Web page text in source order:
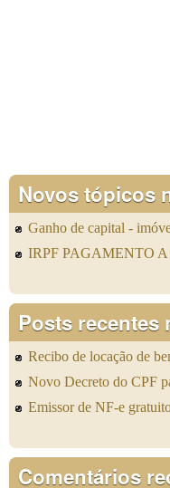
Novos tópicos
Ganho de capital -
IRPF PAGAMENTO
Posts recentes
Recibo de locação de
Novo Decreto do CPF
Emissor de NF-e
Comentários